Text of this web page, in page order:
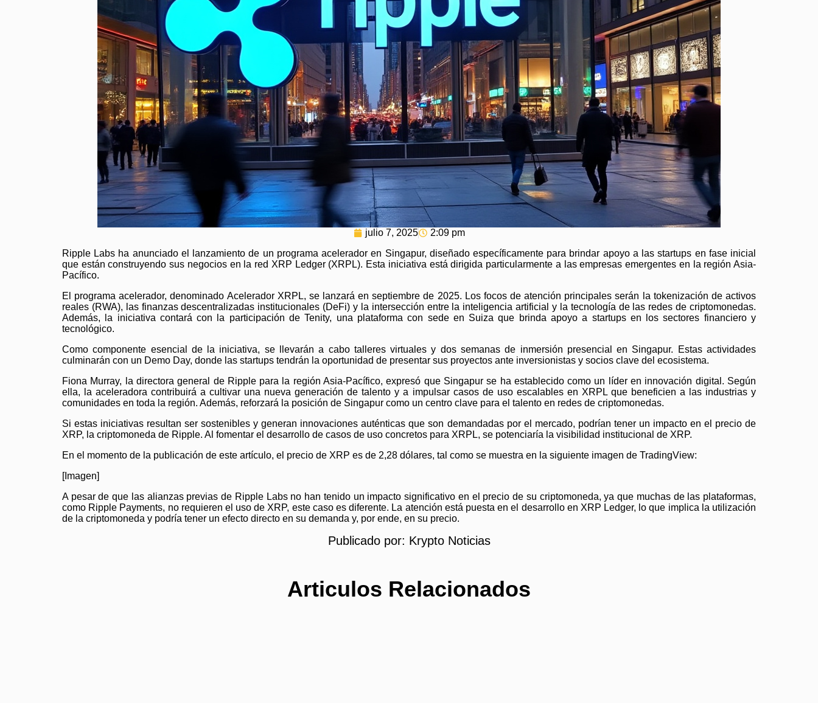
julio 7, 2025
2:09 pm
Ripple Labs ha anunciado el lanzamiento de un programa acelerador en Singapur, diseñado específicamente para brindar apoyo a las startups en fase inicial
que están construyendo sus negocios en la red XRP Ledger (XRPL). Esta iniciativa está dirigida particularmente a las empresas emergentes en la región Asia-
Pacífico.
El programa acelerador, denominado Acelerador XRPL, se lanzará en septiembre de 2025. Los focos de atención principales serán la tokenización de activos
reales (RWA), las finanzas descentralizadas institucionales (DeFi) y la intersección entre la inteligencia artificial y la tecnología de las redes de criptomonedas.
Además, la iniciativa contará con la participación de Tenity, una plataforma con sede en Suiza que brinda apoyo a startups en los sectores financiero y
tecnológico.
Como componente esencial de la iniciativa, se llevarán a cabo talleres virtuales y dos semanas de inmersión presencial en Singapur. Estas actividades
culminarán con un Demo Day, donde las startups tendrán la oportunidad de presentar sus proyectos ante inversionistas y socios clave del ecosistema.
Fiona Murray, la directora general de Ripple para la región Asia-Pacífico, expresó que Singapur se ha establecido como un líder en innovación digital. Según
ella, la aceleradora contribuirá a cultivar una nueva generación de talento y a impulsar casos de uso escalables en XRPL que beneficien a las industrias y
comunidades en toda la región. Además, reforzará la posición de Singapur como un centro clave para el talento en redes de criptomonedas.
Si estas iniciativas resultan ser sostenibles y generan innovaciones auténticas que son demandadas por el mercado, podrían tener un impacto en el precio de
XRP, la criptomoneda de Ripple. Al fomentar el desarrollo de casos de uso concretos para XRPL, se potenciaría la visibilidad institucional de XRP.
En el momento de la publicación de este artículo, el precio de XRP es de 2,28 dólares, tal como se muestra en la siguiente imagen de TradingView:
[Imagen]
A pesar de que las alianzas previas de Ripple Labs no han tenido un impacto significativo en el precio de su criptomoneda, ya que muchas de las plataformas,
como Ripple Payments, no requieren el uso de XRP, este caso es diferente. La atención está puesta en el desarrollo en XRP Ledger, lo que implica la utilización
de la criptomoneda y podría tener un efecto directo en su demanda y, por ende, en su precio.
Publicado por: Krypto Noticias
Articulos Relacionados